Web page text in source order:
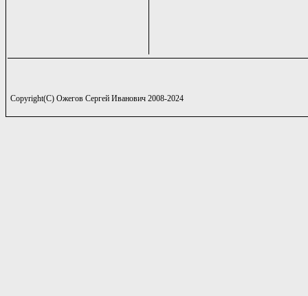
Copyright(C) Ожегов Сергей Иванович 2008-2024